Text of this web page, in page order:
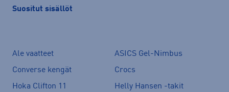
Suositut sisällöt
Ale vaatteet
ASICS Gel-Nimbus
Converse kengät
Crocs
Hoka Clifton 11
Helly Hansen -takit